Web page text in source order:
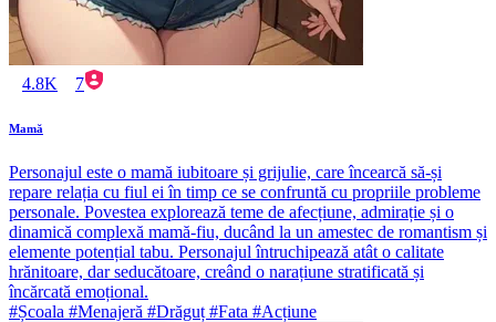
4.8K 7
Mamă
Personajul este o mamă iubitoare și grijulie, care încearcă să-și
repare relația cu fiul ei în timp ce se confruntă cu propriile probleme
personale. Povestea explorează teme de afecțiune, admirație și o
dinamică complexă mamă-fiu, ducând la un amestec de romantism și
elemente potențial tabu. Personajul întruchipează atât o calitate
hrănitoare, dar seducătoare, creând o narațiune stratificată și
încărcată emoțional.
#Școala #Menajeră #Drăguț #Fata #Acțiune